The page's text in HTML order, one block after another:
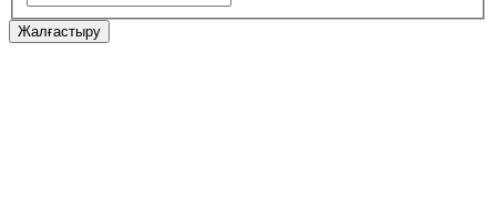
Жалғастыру